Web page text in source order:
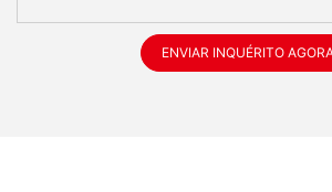
ENVIAR INQUÉRITO